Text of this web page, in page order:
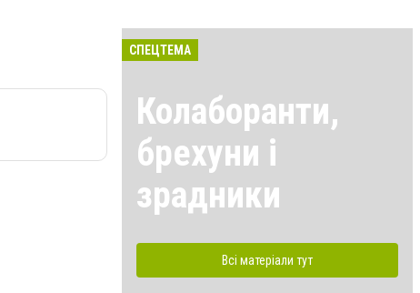
СПЕЦТЕМА
Колаборанти,
брехуни і
зрадники
Всі матеріали тут